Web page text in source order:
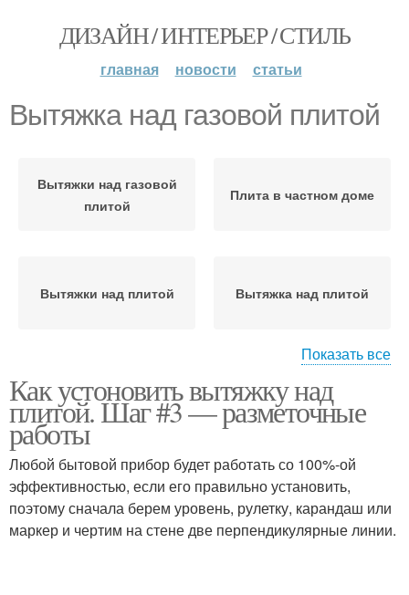
ДИЗАЙН / ИНТЕРЬЕР / СТИЛЬ
главная новости статьи
Вытяжка над газовой плитой
Вытяжки над газовой
плитой
Плита в частном доме
Вытяжки над плитой Вытяжка над плитой
Кухонные вытяжки
подключения
Вытяжки без
вентиляции
Вытяжки в шкафчик
Показать все
Как устоновить вытяжку над
плитой. Шаг #3 — разметочные
работы
Любой бытовой прибор будет работать со 100%-ой
эффективностью, если его правильно установить,
поэтому сначала берем уровень, рулетку, карандаш или
маркер и чертим на стене две перпендикулярные линии.